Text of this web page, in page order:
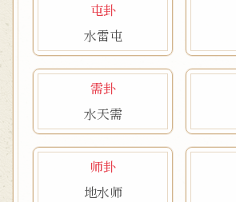
屯卦
水雷屯
需卦
水天需
师卦
地水师